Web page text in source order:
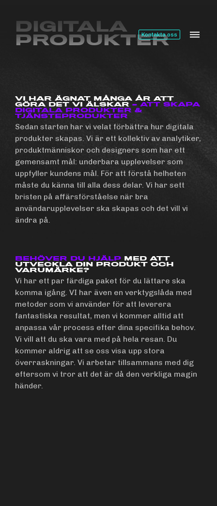
Kontakta oss
DIGITALA
PRODUKTER
VI HAR ÄGNAT MÅNGA ÅR ATT
GÖRA DET VI ÄLSKAR – ATT SKAPA
DIGITALA PRODUKTER &
TJÄNSTEPRODUKTER
Sedan starten har vi velat förbättra hur digitala
produkter skapas. Vi är ett kollektiv av analytiker,
produktmänniskor och designers som har ett
gemensamt mål: underbara upplevelser som
uppfyller kundens mål. För att förstå helheten
måste du känna till alla dess delar. Vi har sett
bristen på affärsförståelse när bra
användarupplevelser ska skapas och det vill vi
ändra på.
BEHÖVER DU HJÄLP MED ATT
UTVECKLA DIN PRODUKT OCH
VARUMÄRKE?
Vi har ett par färdiga paket för du lättare ska
komma igång. VI har även en verktygslåda med
metoder som vi använder för att leverera
fantastiska resultat, men vi kommer alltid att
anpassa vår process efter dina specifika behov.
Vi vill att du ska vara med på hela resan. Du
kommer aldrig att se oss visa upp stora
överraskningar. Vi arbetar tillsammans med dig
eftersom vi tror att det är då den verkliga magin
händer.